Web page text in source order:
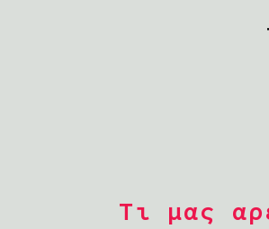
Τι μας